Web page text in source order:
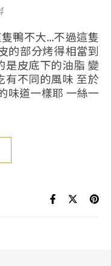
的部分烤得相當到
是皮底下的油脂 變
有不同的風味 至於
味道一樣耶 一絲一